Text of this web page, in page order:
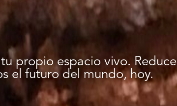
propio espacio vivo. Reduce
el futuro del mundo, hoy.